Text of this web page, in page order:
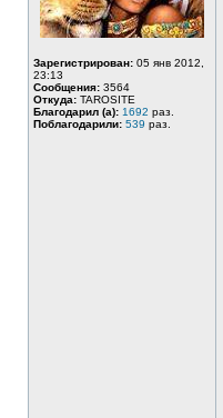
Зарегистрирован: 05 янв 2012,
23:13
Сообщения: 3564
Откуда: TAROSITE
Благодарил (а): 1692 раз.
Поблагодарили: 539 раз.